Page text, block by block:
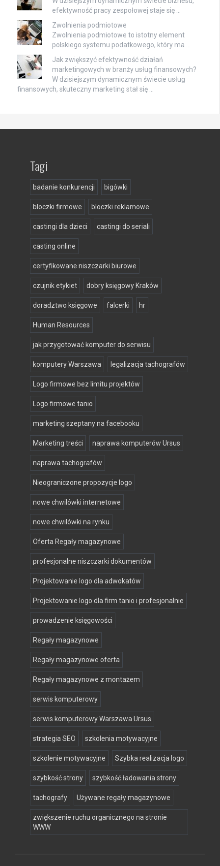
efektywność pracy zespołowej staje się …
Zwolnienia podmiotowe
Zwolnienia podmiotowe to istotny element
polskiego systemu podatkowego, który ma …
Jak zwiększyć efektywność działań
marketingowych w branży usług finansowych?
W dzisiejszym dynamicznym świecie usług
finansowych, skuteczny marketing stał się …
Tagi
badanie konkurencji bigówki
bloczki firmowe bloczki reklamowe
castingi dla dzieci castingi do seriali
casting online
certyfikowane niszczarki biurowe
czujnik etykiet dobry księgowy Kraków
doradztwo księgowe falcerki hr
Human Resources
jak przygotować komputer do serwisu
komputery Warszawa legalizacja tachografów
Logo firmowe bez limitu projektów
Logo firmowe tanio
marketing szeptany na facebooku
Marketing treści naprawa komputerów Ursus
naprawa tachografów
Nieograniczone propozycje logo
nowe chwilówki internetowe
nowe chwilówki na rynku
Oferta Regały magazynowe
profesjonalne niszczarki dokumentów
Projektowanie logo dla adwokatów
Projektowanie logo dla firm tanio i profesjonalnie
prowadzenie księgowości
Regały magazynowe
Regały magazynowe oferta
Regały magazynowe z montażem
serwis komputerowy
serwis komputerowy Warszawa Ursus
strategia SEO szkolenia motywacyjne
szkolenie motywacyjne Szybka realizacja logo
szybkość strony szybkość ładowania strony
tachografy Używane regały magazynowe
zwiększenie ruchu organicznego na stronie
WWW